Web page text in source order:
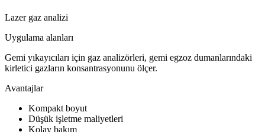
Lazer gaz analizi
Uygulama alanları
Gemi yıkayıcıları için gaz analizörleri, gemi egzoz dumanlarındaki
kirletici gazların konsantrasyonunu ölçer.
Avantajlar
Kompakt boyut
Düşük işletme maliyetleri
Kolay bakım